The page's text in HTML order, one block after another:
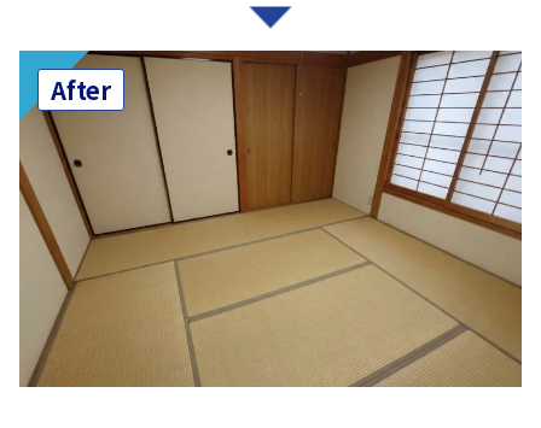
After